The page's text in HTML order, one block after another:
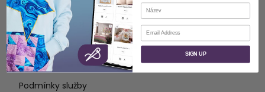
O STRÁNKÁCH
O společnosti SVP Worldwide
Kontakt
Podmínky služby
Název
E-mail
SIGN UP